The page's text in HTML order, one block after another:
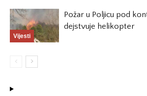
Vijesti
Požar u Poljicu pod
dejstvuje helikopter